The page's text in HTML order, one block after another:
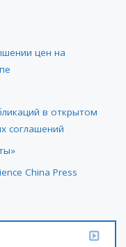
цен на
в открытом
соглашений
China Press